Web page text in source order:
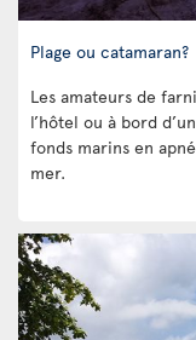
Plage ou catamaran?
Les amateurs de
l’hôtel ou à bord
fonds marins en
mer.